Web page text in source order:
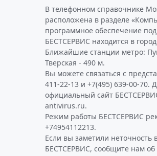
В телефонном справочнике
расположена в разделе
программное обеспечение
БЕСТСЕРВИС находится в
Ближайшие станции метро:
Тверская - 490 м.
Вы можете связаться с
411-22-13 и +7(495) 639-00-
официальный сайт
antivirus.ru.
Режим работы БЕСТСЕРВИС
+74954112213.
Если вы заметили
БЕСТСЕРВИС, сообщите нам